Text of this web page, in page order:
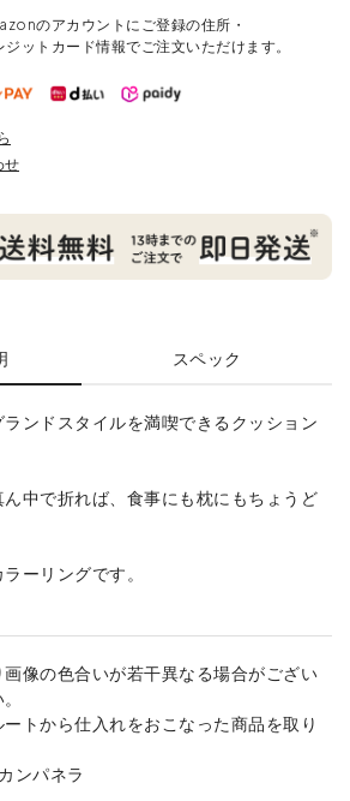
のアカウントにご登録の住所・
ジットカード情報でご注文いただけます。
せ
スペック
ンドスタイルを満喫できるクッション
中で折れば、食事にも枕にもちょうど
ーリングです。
像の色合いが若干異なる場合がござい
トから仕入れをおこなった商品を取り
ンパネラ